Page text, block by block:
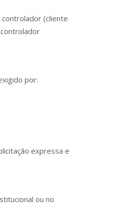
(cliente
por:
expressa e
ou no